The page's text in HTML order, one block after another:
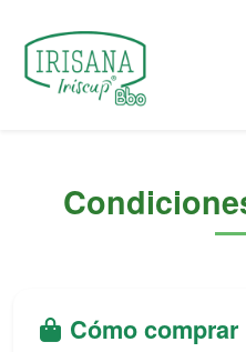
Cómo comprar